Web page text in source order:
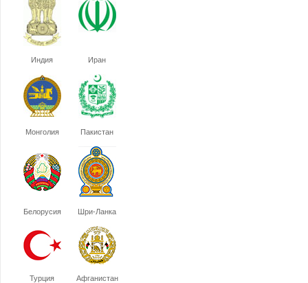
Индия Иран
Монголия Пакистан
Белорусия Шри-Ланка
Турция Афганистан